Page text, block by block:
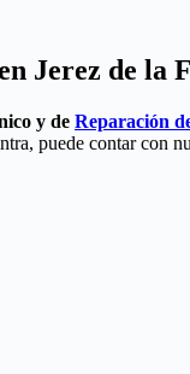
Jerez de la
y de Reparación
puede contar con